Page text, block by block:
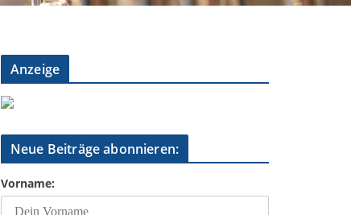
Anzeige
Neue Beiträge abonnieren:
Vorname: